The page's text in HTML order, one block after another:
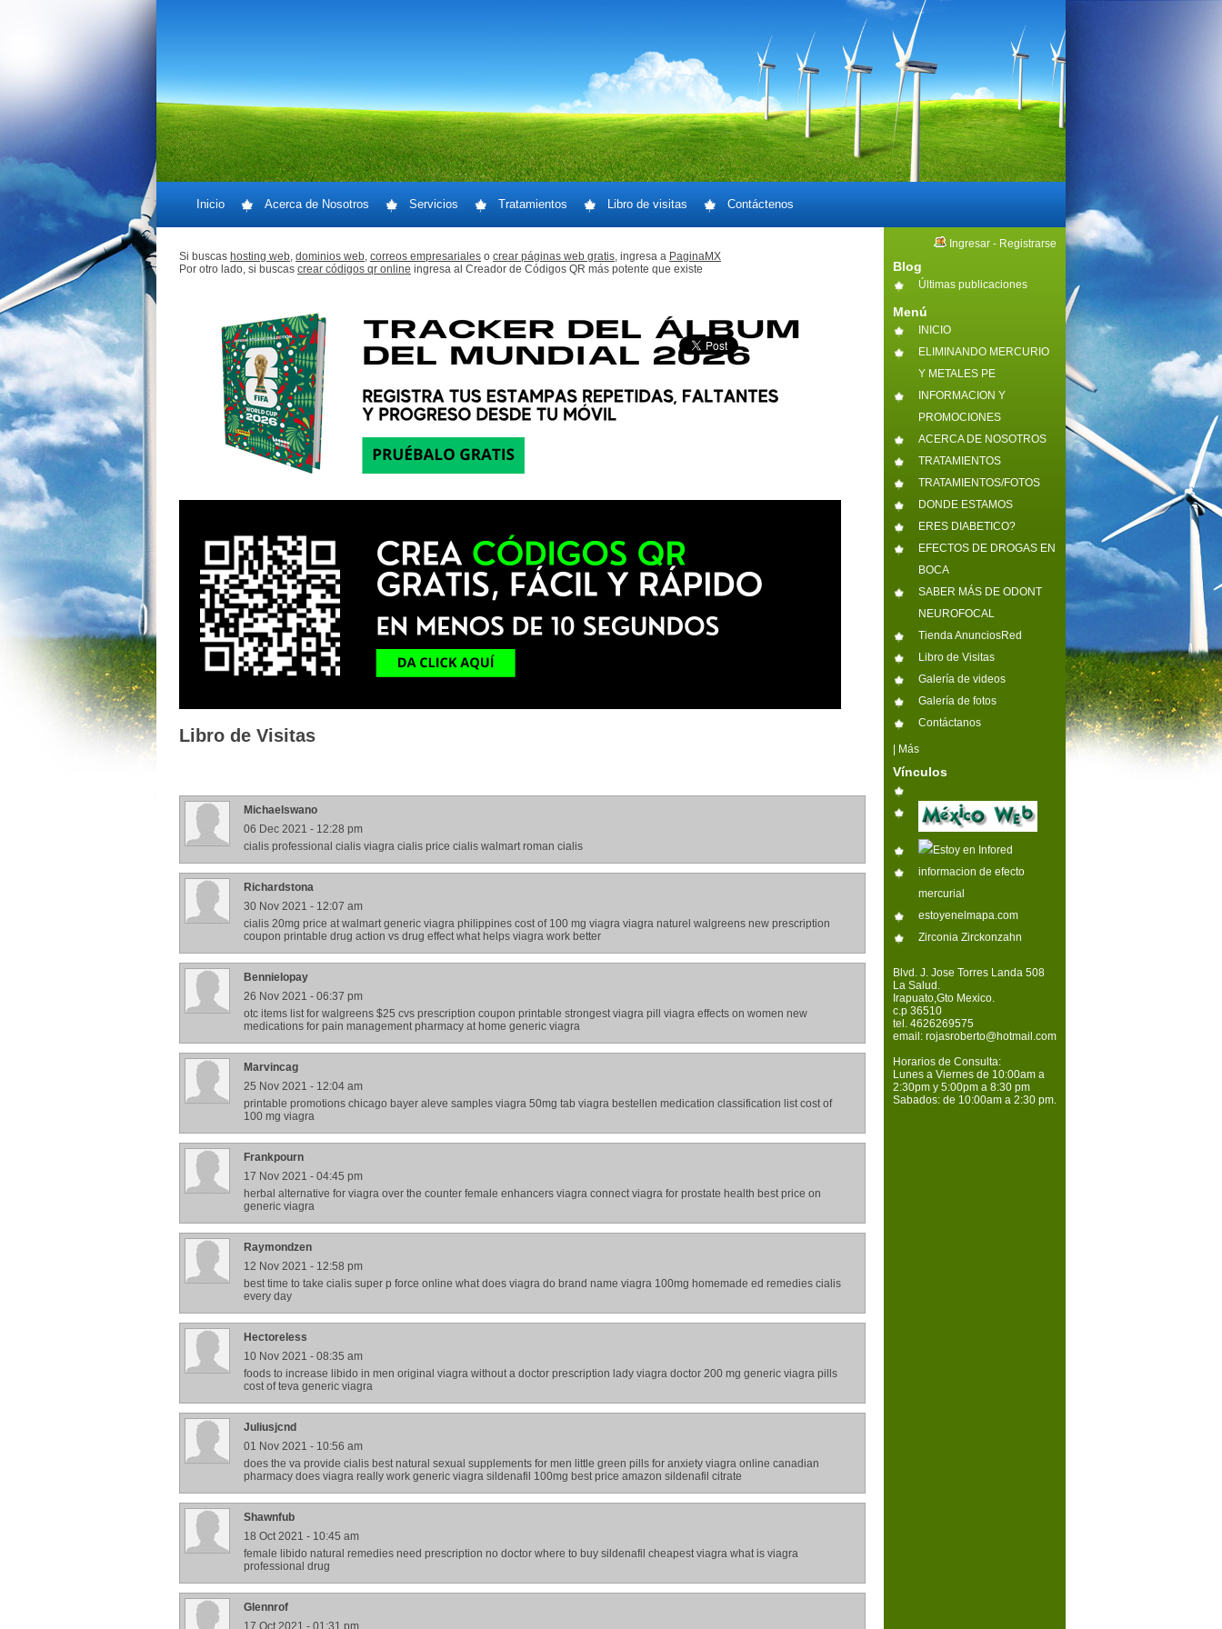
Inicio Acerca de Nosotros Servicios Tratamientos Libro de visitas Contáctenos
Si buscas hosting web, dominios web, correos empresariales o crear páginas web gratis, ingresa a PaginaMX
Por otro lado, si buscas crear códigos qr online ingresa al Creador de Códigos QR más potente que existe
Libro de Visitas
Michaelswano
06 Dec 2021 - 12:28 pm
cialis professional cialis viagra cialis price cialis walmart roman cialis
Richardstona
30 Nov 2021 - 12:07 am
cialis 20mg price at walmart generic viagra philippines cost of 100 mg viagra viagra naturel walgreens new prescription
coupon printable drug action vs drug effect what helps viagra work better
Bennielopay
26 Nov 2021 - 06:37 pm
otc items list for walgreens $25 cvs prescription coupon printable strongest viagra pill viagra effects on women new
medications for pain management pharmacy at home generic viagra
Marvincag
25 Nov 2021 - 12:04 am
printable promotions chicago bayer aleve samples viagra 50mg tab viagra bestellen medication classification list cost of
100 mg viagra
Frankpourn
17 Nov 2021 - 04:45 pm
herbal alternative for viagra over the counter female enhancers viagra connect viagra for prostate health best price on
generic viagra
Raymondzen
12 Nov 2021 - 12:58 pm
best time to take cialis super p force online what does viagra do brand name viagra 100mg homemade ed remedies cialis
every day
Hectoreless
10 Nov 2021 - 08:35 am
foods to increase libido in men original viagra without a doctor prescription lady viagra doctor 200 mg generic viagra pills
cost of teva generic viagra
Juliusjcnd
01 Nov 2021 - 10:56 am
does the va provide cialis best natural sexual supplements for men little green pills for anxiety viagra online canadian
pharmacy does viagra really work generic viagra sildenafil 100mg best price amazon sildenafil citrate
Shawnfub
18 Oct 2021 - 10:45 am
female libido natural remedies need prescription no doctor where to buy sildenafil cheapest viagra what is viagra
professional drug
Glennrof
17 Oct 2021 - 01:31 pm
Ingresar - Registrarse
Blog
Últimas publicaciones
Menú
INICIO
ELIMINANDO MERCURIO
Y METALES PE
INFORMACION Y
PROMOCIONES
ACERCA DE NOSOTROS
TRATAMIENTOS
TRATAMIENTOS/FOTOS
DONDE ESTAMOS
ERES DIABETICO?
EFECTOS DE DROGAS EN
BOCA
SABER MÁS DE ODONT
NEUROFOCAL
Tienda AnunciosRed
Libro de Visitas
Galería de videos
Galería de fotos
Contáctanos
Más
Vínculos
informacion de efecto
mercurial
estoyenelmapa.com
Zirconia Zirckonzahn
Blvd. J. Jose Torres Landa 508
La Salud.
Irapuato,Gto Mexico.
c.p 36510
tel. 4626269575
email: rojasroberto@hotmail.com
Horarios de Consulta:
Lunes a Viernes de 10:00am a
2:30pm y 5:00pm a 8:30 pm
Sabados: de 10:00am a 2:30 pm.